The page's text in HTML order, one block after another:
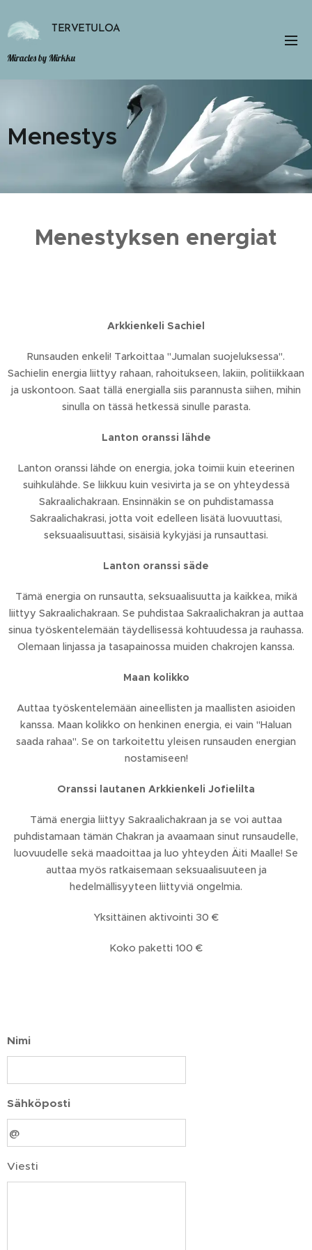
TERVETULOA
Miracles by Mirkku
Menestys
Menestyksen energiat
Arkkienkeli Sachiel
Runsauden enkeli! Tarkoittaa "Jumalan suojeluksessa".
Sachielin energia liittyy rahaan, rahoitukseen, lakiin, politiikkaan
ja uskontoon. Saat tällä energialla siis parannusta siihen, mihin
sinulla on tässä hetkessä sinulle parasta.
Lanton oranssi lähde
Lanton oranssi lähde on energia, joka toimii kuin eteerinen
suihkulähde. Se liikkuu kuin vesivirta ja se on yhteydessä
Sakraalichakraan. Ensinnäkin se on puhdistamassa
Sakraalichakrasi, jotta voit edelleen lisätä luovuuttasi,
seksuaalisuuttasi, sisäisiä kykyjäsi ja runsauttasi.
Lanton oranssi säde
Tämä energia on runsautta, seksuaalisuutta ja kaikkea, mikä
liittyy Sakraalichakraan. Se puhdistaa Sakraalichakran ja auttaa
sinua työskentelemään täydellisessä kohtuudessa ja rauhassa.
Olemaan linjassa ja tasapainossa muiden chakrojen kanssa.
Maan kolikko
Auttaa työskentelemään aineellisten ja maallisten asioiden
kanssa. Maan kolikko on henkinen energia, ei vain "Haluan
saada rahaa". Se on tarkoitettu yleisen runsauden energian
nostamiseen!
Oranssi lautanen Arkkienkeli Jofielilta
Tämä energia liittyy Sakraalichakraan ja se voi auttaa
puhdistamaan tämän Chakran ja avaamaan sinut runsaudelle,
luovuudelle sekä maadoittaa ja luo yhteyden Äiti Maalle! Se
auttaa myös ratkaisemaan seksuaalisuuteen ja
hedelmällisyyteen liittyviä ongelmia.
Yksittäinen aktivointi 30 €
Koko paketti 100 €
Nimi
Sähköposti
Viesti